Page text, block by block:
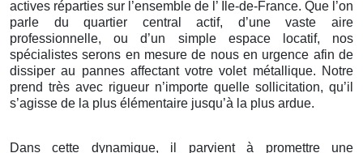
actives réparties sur l’ensemble de l’ Île-de-France. Que l’on
parle du quartier central actif, d’une vaste aire
professionnelle, ou d’un simple espace locatif, nos
spécialistes serons en mesure de nous en urgence afin de
dissiper au pannes affectant votre volet métallique. Notre
prend très avec rigueur n’importe quelle sollicitation, qu’il
s’agisse de la plus élémentaire jusqu’à la plus ardue.
Dans cette dynamique, il parvient à promettre une